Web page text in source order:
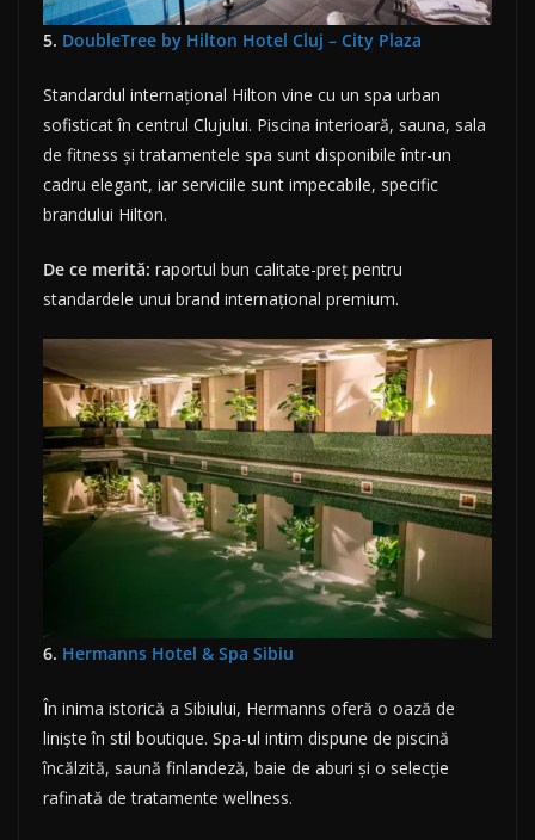
5. DoubleTree by Hilton Hotel Cluj – City Plaza
Standardul internațional Hilton vine cu un spa urban
sofisticat în centrul Clujului. Piscina interioară, sauna, sala
de fitness și tratamentele spa sunt disponibile într-un
cadru elegant, iar serviciile sunt impecabile, specific
brandului Hilton.
De ce merită: raportul bun calitate-preț pentru
standardele unui brand internațional premium.
6. Hermanns Hotel & Spa Sibiu
În inima istorică a Sibiului, Hermanns oferă o oază de
liniște în stil boutique. Spa-ul intim dispune de piscină
încălzită, saună finlandeză, baie de aburi și o selecție
rafinată de tratamente wellness.